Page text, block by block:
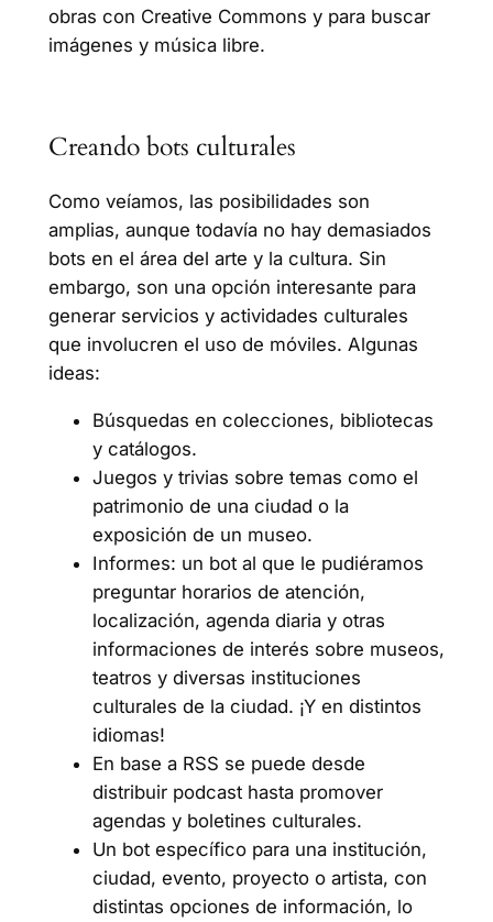
obras con Creative Commons y para buscar
imágenes y música libre.
Creando bots culturales
Como veíamos, las posibilidades son
amplias, aunque todavía no hay demasiados
bots en el área del arte y la cultura. Sin
embargo, son una opción interesante para
generar servicios y actividades culturales
que involucren el uso de móviles. Algunas
ideas:
Búsquedas en colecciones, bibliotecas
y catálogos.
Juegos y trivias sobre temas como el
patrimonio de una ciudad o la
exposición de un museo.
Informes: un bot al que le pudiéramos
preguntar horarios de atención,
localización, agenda diaria y otras
informaciones de interés sobre museos,
teatros y diversas instituciones
culturales de la ciudad. ¡Y en distintos
idiomas!
En base a RSS se puede desde
distribuir podcast hasta promover
agendas y boletines culturales.
Un bot específico para una institución,
ciudad, evento, proyecto o artista, con
distintas opciones de información, lo